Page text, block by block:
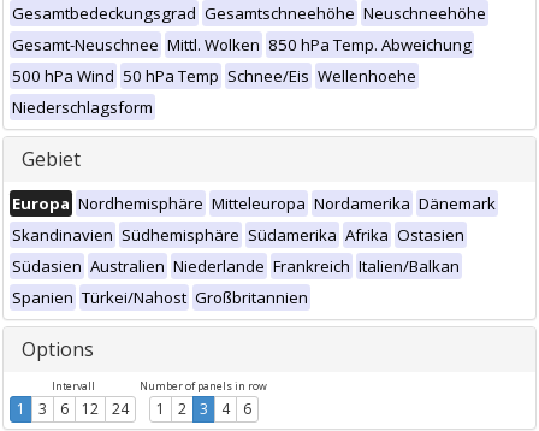
Gesamtbedeckungsgrad Gesamtschneehöhe Neuschneehöhe
Gesamt-Neuschnee Mittl. Wolken 850 hPa Temp. Abweichung
500 hPa Wind 50 hPa Temp Schnee/Eis Wellenhoehe
Niederschlagsform
Gebiet
Europa Nordhemisphäre Mitteleuropa Nordamerika Dänemark
Skandinavien Südhemisphäre Südamerika Afrika Ostasien
Südasien Australien Niederlande Frankreich Italien/Balkan
Spanien Türkei/Nahost Großbritannien
Options
Intervall
1 3 6 12 24
Number of panels in row
1 2 3 4 6